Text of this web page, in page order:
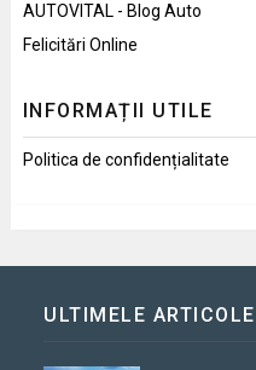
AUTOVITAL - Blog Auto
Felicitări Online
INFORMAȚII UTILE
Politica de confidențialitate
ULTIMELE ARTICOLE